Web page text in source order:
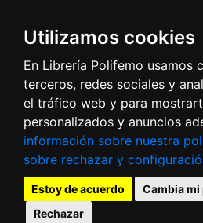
Utilizamos cookies
En Librería Polifemo usamos
terceros, redes sociales y
el tráfico web y para
personalizados y anuncios
información sobre nuestra
sobre rechazar y
Estoy de acuerdo
Cambia
Rechazar